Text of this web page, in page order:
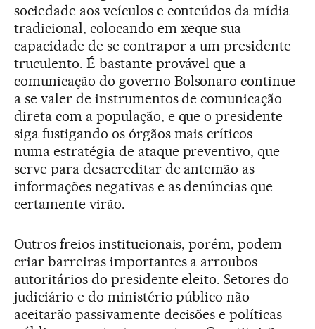
sociedade aos veículos e conteúdos da mídia
tradicional, colocando em xeque sua
capacidade de se contrapor a um presidente
truculento. É bastante provável que a
comunicação do governo Bolsonaro continue
a se valer de instrumentos de comunicação
direta com a população, e que o presidente
siga fustigando os órgãos mais críticos —
numa estratégia de ataque preventivo, que
serve para desacreditar de antemão as
informações negativas e as denúncias que
certamente virão.
Outros freios institucionais, porém, podem
criar barreiras importantes a arroubos
autoritários do presidente eleito. Setores do
judiciário e do ministério público não
aceitarão passivamente decisões e políticas